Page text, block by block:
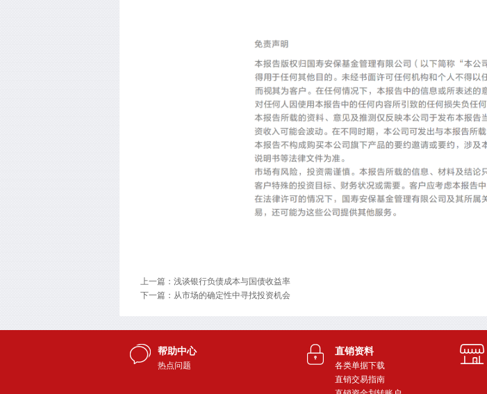
上一篇：浅谈银行负债成本与国债收益率
下一篇：从市场的确定性中寻找投资机会
帮助中心
热点问题
直销资料
各类单据下载
直销交易指南